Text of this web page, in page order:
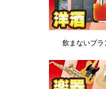
飲まないブラ